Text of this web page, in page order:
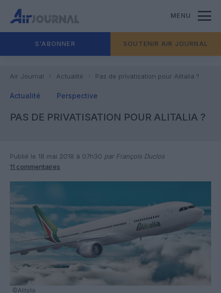
MENU
S'ABONNER SOUTENIR AIR JOURNAL
Air Journal Actualité Pas de privatisation pour Alitalia ?
Actualité Perspective
PAS DE PRIVATISATION POUR ALITALIA ?
Publié le 18 mai 2018 à 07h30 par François Duclos
11 commentaires
©Alitalia